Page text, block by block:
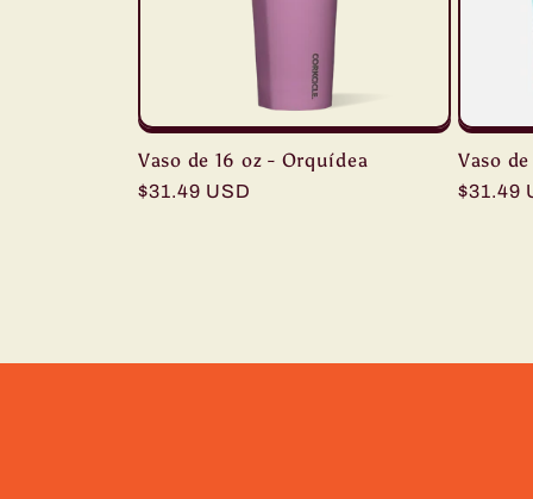
Vaso de 16 oz - Orquídea
Precio
$31.49 USD
Vaso
Precio
$31.49